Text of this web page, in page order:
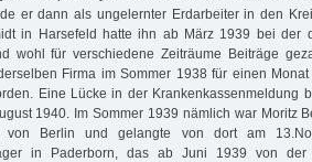
er dann als ungelernter Erdarbeiter in den
in Harsefeld hatte ihn ab März 1939 bei der
wohl für verschiedene Zeiträume Beiträge
Firma im Sommer 1938 für einen
Eine Lücke in der Krankenkassenmeldung
1940. Im Sommer 1939 nämlich war Moritz
von Berlin und gelangte von dort am
in Paderborn, das ab Juni 1939 von der